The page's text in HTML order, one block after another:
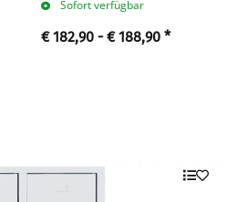
Sofort verfügbar
€ 182,90 -€ 188,90 *